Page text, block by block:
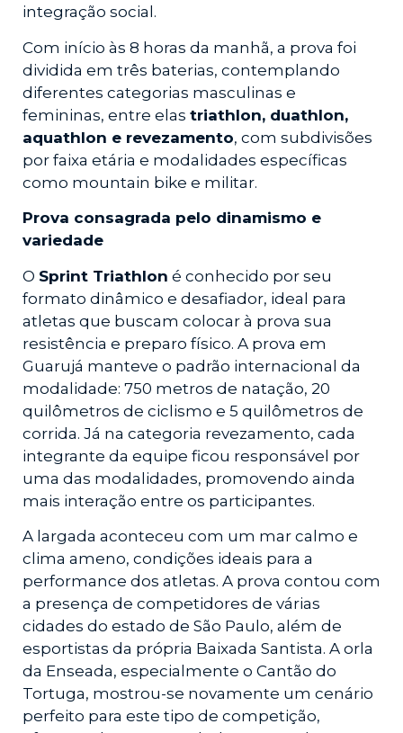
integração social.
Com início às 8 horas da manhã, a prova foi
dividida em três baterias, contemplando
diferentes categorias masculinas e
femininas, entre elas triathlon, duathlon,
aquathlon e revezamento, com subdivisões
por faixa etária e modalidades específicas
como mountain bike e militar.
Prova consagrada pelo dinamismo e
variedade
O Sprint Triathlon é conhecido por seu
formato dinâmico e desafiador, ideal para
atletas que buscam colocar à prova sua
resistência e preparo físico. A prova em
Guarujá manteve o padrão internacional da
modalidade: 750 metros de natação, 20
quilômetros de ciclismo e 5 quilômetros de
corrida. Já na categoria revezamento, cada
integrante da equipe ficou responsável por
uma das modalidades, promovendo ainda
mais interação entre os participantes.
A largada aconteceu com um mar calmo e
clima ameno, condições ideais para a
performance dos atletas. A prova contou com
a presença de competidores de várias
cidades do estado de São Paulo, além de
esportistas da própria Baixada Santista. A orla
da Enseada, especialmente o Cantão do
Tortuga, mostrou-se novamente um cenário
perfeito para este tipo de competição,